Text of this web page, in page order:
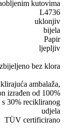
kutovima
L4736
uklonjiv
bijela
Papir
ljepljiv
bez klora
ambalaža,
izrađen od 100%
30% recikliranog
udjela
TÜV certificirano